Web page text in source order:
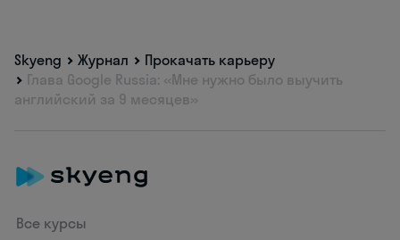
Skyeng Журнал
Прокачать карьеру
Глава Google Russia: «Мне нужно было выучить
английский за 9 месяцев»
Все курсы